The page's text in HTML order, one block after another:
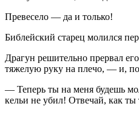
Превесело — да и только!
Библейский старец молился
Драгун решительно прервал
тяжелую руку на плечо, — и,
— Теперь ты на меня будешь
кельи не убил! Отвечай, как ты